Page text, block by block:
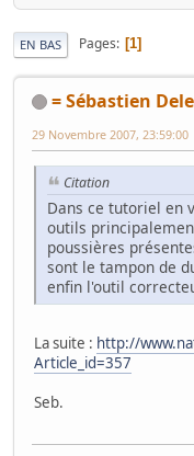
EN BAS Pages 1
= Sébastien
29 Novembre 2007, 23:59:00
Citation
Dans ce tutoriel en
outils
poussières
sont le tampon de
enfin l'outil
La suite : http://
Article_id=357
Seb.